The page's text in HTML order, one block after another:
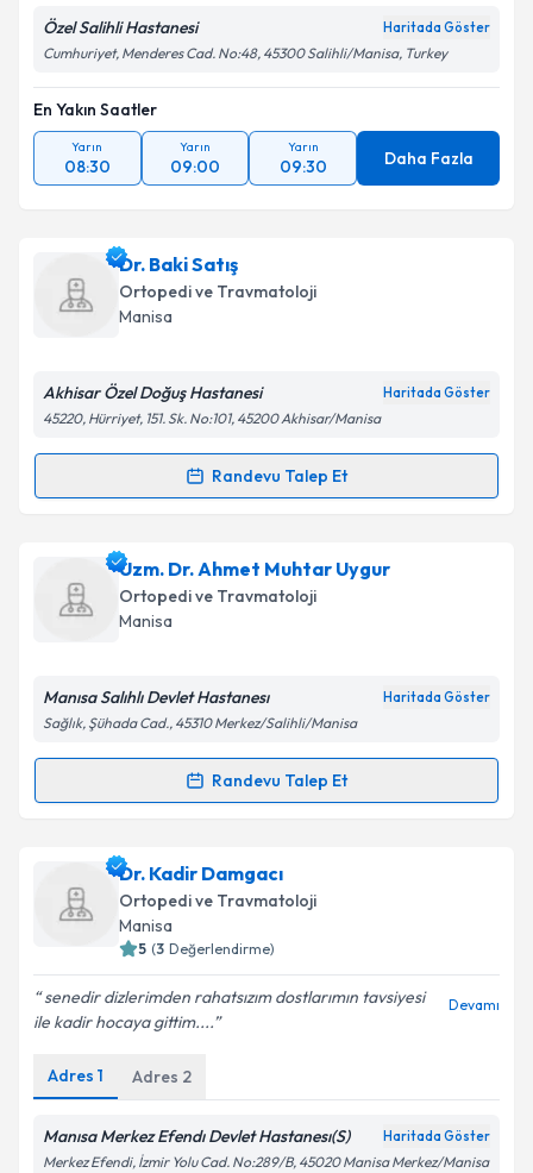
Özel Salihli Hastanesi Haritada Göster
Cumhuriyet, Menderes Cad. No:48, 45300 Salihli/Manisa, Turkey
En Yakın Saatler
Yarın
08:30
Yarın
09:00
Yarın
09:30 Daha Fazla
Dr. Baki Satış
Ortopedi ve Travmatoloji
Manisa
Akhisar Özel Doğuş Hastanesi Haritada Göster
45220, Hürriyet, 151. Sk. No:101, 45200 Akhisar/Manisa
Randevu Talep Et
Randevu Takvimi Talebi
Dr. Baki Satış için randevu takvimi talebi oluşturun.
Size bu uzmandan randevu almanız için bir takvim
hazırlandığında e-posta ile bilgilendireceğiz.
Kişisel verilerimin işlenmesine ilişkin
Metni'ni okudum ve kişisel verilerimin belirtilen
Takvim Talebini Gönder
Uzm. Dr. Ahmet Muhtar Uygur
Ortopedi ve Travmatoloji
Manisa
Manısa Salıhlı Devlet Hastanesı Haritada Göster
Sağlık, Şühada Cad., 45310 Merkez/Salihli/Manisa
Randevu Talep Et
Randevu Takvimi Talebi
Uzm. Dr. Ahmet Muhtar Uygur
talebi oluşturun. Size bu uzmandan randevu almanız
için bir takvim hazırlandığında e-posta ile
bilgilendireceğiz.
E-posta Adresiniz
Kişisel verilerimin işlenmesine ilişkinAydınlatma
Metni'ni okudum ve kişisel verilerimin belirtilen
kapsamda işlenmesini kabul ediyorum.
Dr. Kadir Damgacı
Ortopedi ve Travmatoloji
Manisa
5 (3 Değerlendirme)
senedir dizlerimden rahatsızım dostlarımın tavsiyesi
ile kadir hocaya gittim....
Devamı
Adres 1 Adres 2
Manısa Merkez Efendı Devlet Hastanesı(S) Haritada Göster
Merkez Efendi, İzmir Yolu Cad. No:289/B, 45020 Manisa Merkez/Manisa